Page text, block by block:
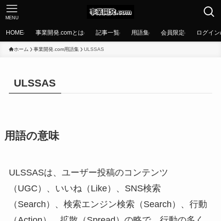
MENU
HOME 事業開発.comとは 記事一覧 用語集 会員限定 ログイ
ホーム 事業開発.com用語集 ULSSAS
ULSSAS
用語の意味
ULSSASは、ユーザー投稿のコンテンツ
（UGC）、いいね（Like）、SNS検索
（Search）、検索エンジン検索（Search）、行動